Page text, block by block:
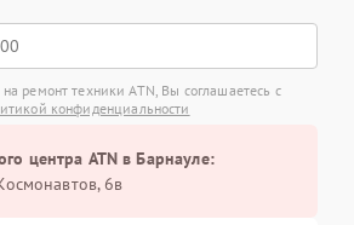
ремонт техники ATN, Вы соглашаетесь с
конфиденциальности
центра ATN в Барнауле:
6в